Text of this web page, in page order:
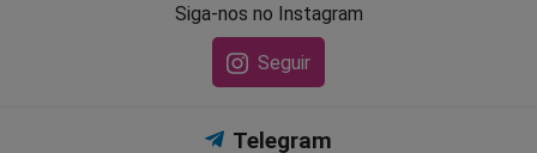
Siga-nos no Instagram
Seguir
Telegram